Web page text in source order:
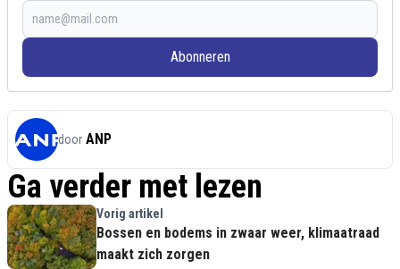
Abonneren
door ANP
Ga verder met lezen
Vorig artikel
Bossen en bodems in zwaar weer, klimaatraad
maakt zich zorgen